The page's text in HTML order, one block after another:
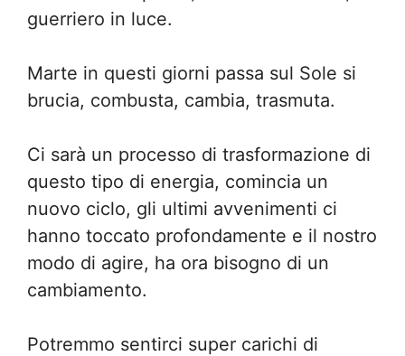
guerriero in luce.
Marte in questi giorni passa sul Sole si
brucia, combusta, cambia, trasmuta.
Ci sarà un processo di trasformazione di
questo tipo di energia, comincia un
nuovo ciclo, gli ultimi avvenimenti ci
hanno toccato profondamente e il nostro
modo di agire, ha ora bisogno di un
cambiamento.
Potremmo sentirci super carichi di